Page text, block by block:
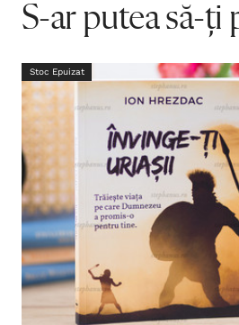
S-ar putea să-ți
Stoc Epuizat